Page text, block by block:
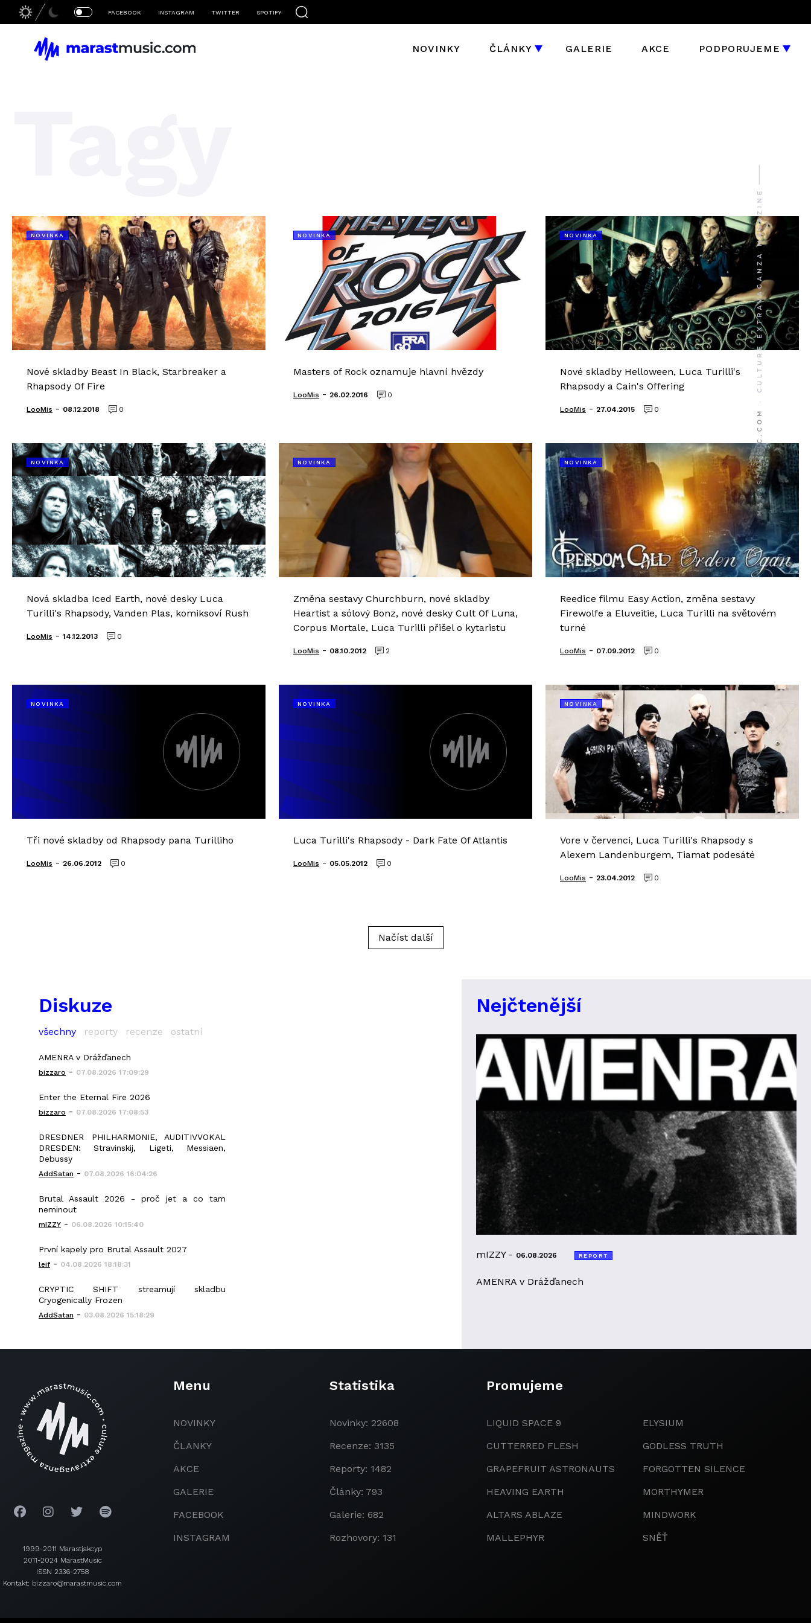
FACEBOOK INSTAGRAM TWITTER SPOTIFY
NOVINKY ČLÁNKY GALERIE AKCE PODPORUJEME
NOVINKA
Nové skladby Beast In Black, Starbreaker a
Rhapsody Of Fire
LooMis - 08.12.2018 0
NOVINKA
Masters of Rock oznamuje hlavní hvězdy
LooMis - 26.02.2016 0
NOVINKA
Nové skladby Helloween, Luca Turilli's
Rhapsody a Cain's Offering
LooMis - 27.04.2015 0
NOVINKA
Nová skladba Iced Earth, nové desky Luca
Turilli's Rhapsody, Vanden Plas, komiksoví Rush
LooMis - 14.12.2013 0
NOVINKA
Změna sestavy Churchburn, nové skladby
Heartist a sólový Bonz, nové desky Cult Of Luna,
Corpus Mortale, Luca Turilli přišel o kytaristu
LooMis - 08.10.2012 2
NOVINKA
Reedice filmu Easy Action, změna sestavy
Firewolfe a Eluveitie, Luca Turilli na světovém
turné
LooMis - 07.09.2012 0
NOVINKA
Tři nové skladby od Rhapsody pana Turilliho
LooMis - 26.06.2012 0
NOVINKA
Luca Turilli's Rhapsody - Dark Fate Of Atlantis
LooMis - 05.05.2012 0
NOVINKA
Vore v červenci, Luca Turilli's Rhapsody s
Alexem Landenburgem, Tiamat podesáté
LooMis - 23.04.2012 0
Načíst další
Diskuze
všechny reporty recenze ostatní
AMENRA v Drážďanech
bizzaro - 07.08.2026 17:09:29
Enter the Eternal Fire 2026
bizzaro - 07.08.2026 17:08:53
DRESDNER PHILHARMONIE, AUDITIVVOKAL
DRESDEN: Stravinskij, Ligeti, Messiaen,
Debussy
AddSatan - 07.08.2026 16:04:26
Brutal Assault 2026 - proč jet a co tam
neminout
mIZZY - 06.08.2026 10:15:40
První kapely pro Brutal Assault 2027
leif - 04.08.2026 18:18:31
CRYPTIC SHIFT streamují skladbu
Cryogenically Frozen
AddSatan - 03.08.2026 15:18:29
Nejčtenější
mIZZY - 06.08.2026 REPORT
AMENRA v Drážďanech
1999-2011 Marastjakcyp
2011-2024 MarastMusic
ISSN 2336-2758
Kontakt: bizzaro@marastmusic.com
Menu
NOVINKY
ČLANKY
AKCE
GALERIE
FACEBOOK
INSTAGRAM
Statistika
Novinky: 22608
Recenze: 3135
Reporty: 1482
Články: 793
Galerie: 682
Rozhovory: 131
Promujeme
LIQUID SPACE 9
CUTTERRED FLESH
GRAPEFRUIT ASTRONAUTS
HEAVING EARTH
ALTARS ABLAZE
MALLEPHYR
ELYSIUM
GODLESS TRUTH
FORGOTTEN SILENCE
MORTHYMER
MINDWORK
SNĚŤ